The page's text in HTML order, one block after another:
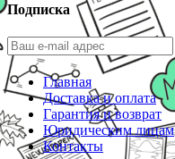
Подписка
Главная
Доставка и оплата
Гарантия и возврат
Юридическим лицам
Контакты